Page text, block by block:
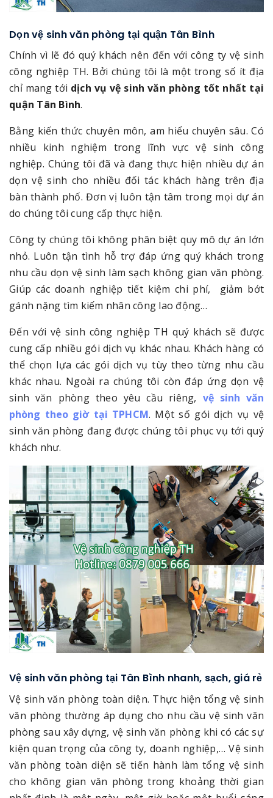
Dọn vệ sinh văn phòng tại quận Tân Bình
Chính vì lẽ đó quý khách nên đến với công ty vệ sinh
công nghiệp TH. Bởi chúng tôi là một trong số ít địa
chỉ mang tới dịch vụ vệ sinh văn phòng tốt nhất tại
quận Tân Bình.
Bằng kiến thức chuyên môn, am hiểu chuyên sâu. Có
nhiều kinh nghiệm trong lĩnh vực vệ sinh công
nghiệp. Chúng tôi đã và đang thực hiện nhiều dự án
dọn vệ sinh cho nhiều đối tác khách hàng trên địa
bàn thành phố. Đơn vị luôn tận tâm trong mọi dự án
do chúng tôi cung cấp thực hiện.
Công ty chúng tôi không phân biệt quy mô dự án lớn
nhỏ. Luôn tận tình hỗ trợ đáp ứng quý khách trong
nhu cầu dọn vệ sinh làm sạch không gian văn phòng.
Giúp các doanh nghiệp tiết kiệm chi phí, giảm bớt
gánh nặng tìm kiếm nhân công lao động…
Đến với vệ sinh công nghiệp TH quý khách sẽ được
cung cấp nhiều gói dịch vụ khác nhau. Khách hàng có
thể chọn lựa các gói dịch vụ tùy theo từng nhu cầu
khác nhau. Ngoài ra chúng tôi còn đáp ứng dọn vệ
sinh văn phòng theo yêu cầu riêng, vệ sinh văn
phòng theo giờ tại TPHCM. Một số gói dịch vụ vệ
sinh văn phòng đang được chúng tôi phục vụ tới quý
khách như.
Vệ sinh văn phòng tại Tân Bình nhanh, sạch, giá rẻ
Vệ sinh văn phòng toàn diện. Thực hiện tổng vệ sinh
văn phòng thường áp dụng cho nhu cầu vệ sinh văn
phòng sau xây dựng, vệ sinh văn phòng khi có các sự
kiện quan trọng của công ty, doanh nghiệp,… Vệ sinh
văn phòng toàn diện sẽ tiến hành làm tổng vệ sinh
cho không gian văn phòng trong khoảng thời gian